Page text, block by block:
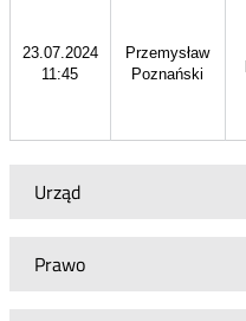
Urząd
Prawo
23.07.2024
11:45
Przemysław
Poznański